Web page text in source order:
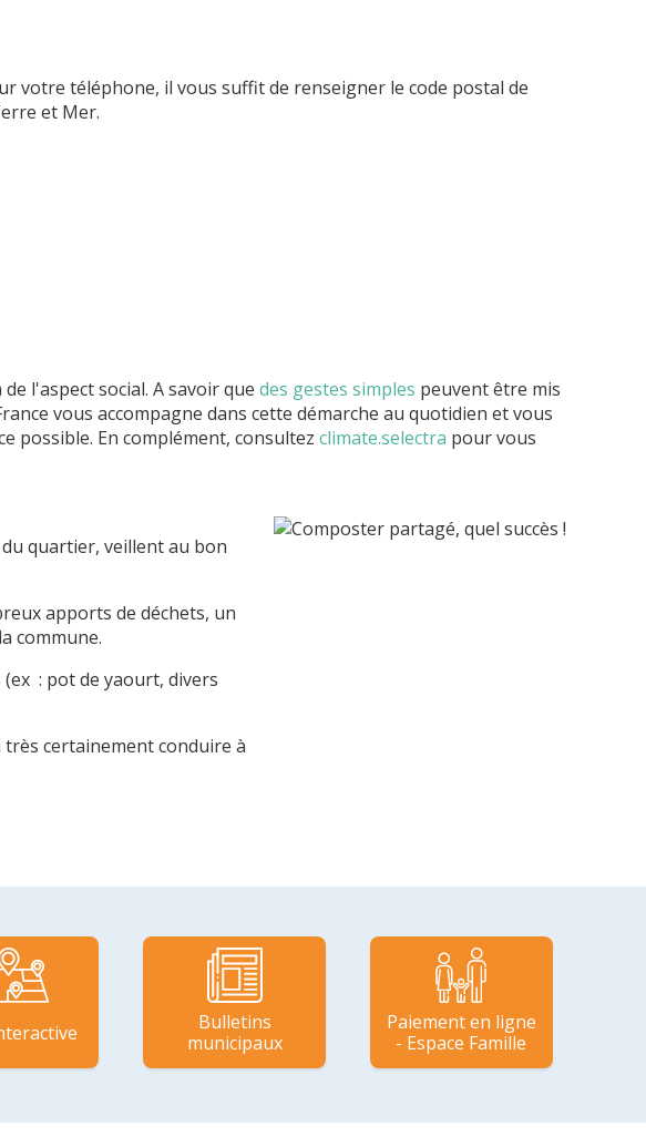
votre téléphone, il vous suffit de renseigner le code postal de
et Mer.
l'aspect social. A savoir que des gestes simples peuvent être mis
vous accompagne dans cette démarche au quotidien et vous
possible. En complément, consultez climate.selectra pour vous
du quartier, veillent au bon
apports de déchets, un
commune.
: pot de yaourt, divers
certainement conduire à
Bulletins
municipaux
Paiement en ligne
- Espace Famille